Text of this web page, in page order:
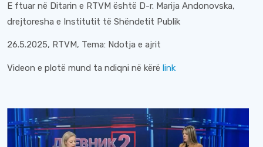
E ftuar në Ditarin e RTVM është D-r. Marija Andonovska,
drejtoresha e Institutit të Shëndetit Publik
26.5.2025, RTVM, Tema: Ndotja e ajrit
Videon e plotë mund ta ndiqni në kërë link